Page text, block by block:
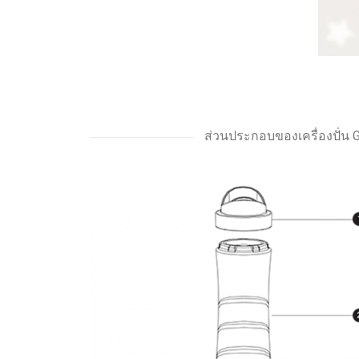
ส่วนประกอบของเครื่องปั่น